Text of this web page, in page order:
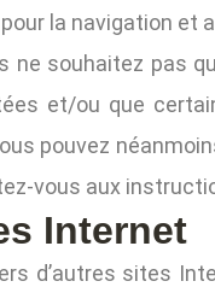
la navigation
souhaitez pas
et/ou que
pouvez
vous aux
Internet
d’autres sites